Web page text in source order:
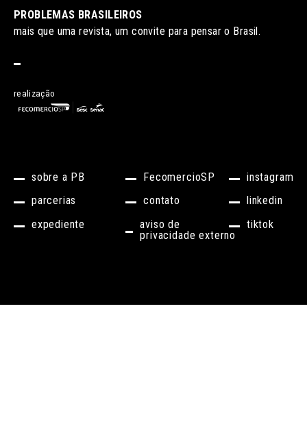
sobre a PB
parcerias
expediente
FecomercioSP
contato
aviso de
privacidade externo
instagram
linkedin
tiktok
PROBLEMAS BRASILEIROS
mais que uma revista, um convite para pensar o Brasil.
realização